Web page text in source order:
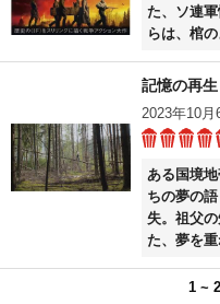
た、ソ連
らは、棺
フ・ヒトラ
かし途中で
フ」の襲撃
る。
記憶の再生
2023年10
ある国境
ちの夢の
失。祖父
た、夢を重
1 ~